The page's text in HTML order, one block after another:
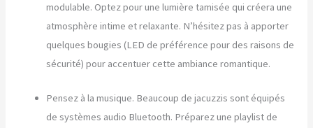
modulable. Optez pour une lumière tamisée qui créera une
atmosphère intime et relaxante. N’hésitez pas à apporter
quelques bougies (LED de préférence pour des raisons de
sécurité) pour accentuer cette ambiance romantique.
Pensez à la musique. Beaucoup de jacuzzis sont équipés
de systèmes audio Bluetooth. Préparez une playlist de